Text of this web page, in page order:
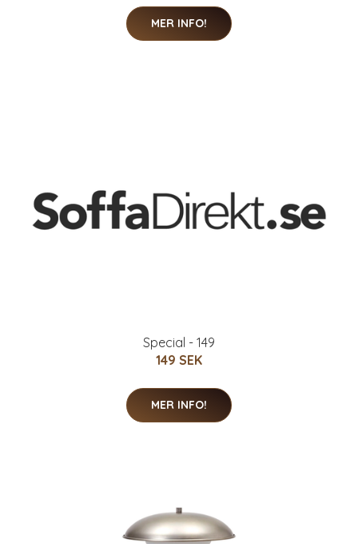
MER INFO!
Special - 149
149 SEK
MER INFO!